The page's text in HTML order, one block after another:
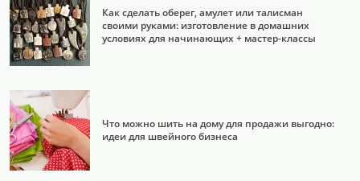
Как сделать оберег, амулет или талисман
своими руками: изготовление в домашних
условиях для начинающих + мастер-классы
Что можно шить на дому для продажи выгодно:
идеи для швейного бизнеса